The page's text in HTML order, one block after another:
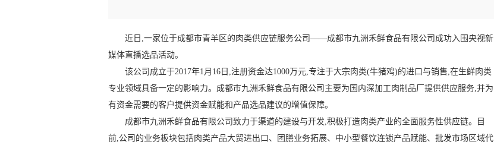
近日,一家位于成都市青羊区的肉类供应链服务公司——成都市九洲禾鲜食品有限公司成功入围央视新
媒体直播选品活动。
该公司成立于2017年1月16日,注册资金达1000万元,专注于大宗肉类(牛猪鸡)的进口与销售,在生鲜肉类
专业领域具备一定的影响力。成都市九洲禾鲜食品有限公司主要为国内深加工肉制品厂提供供应服务,并为
有资金需要的客户提供资金赋能和产品选品建议的增值保障。
成都市九洲禾鲜食品有限公司致力于渠道的建设与开发,积极打造肉类产业的全面服务性供应链。目
前,公司的业务板块包括肉类产品大贸进出口、团膳业务拓展、中小型餐饮连锁产品赋能、批发市场区域代